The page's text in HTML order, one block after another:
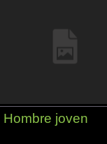
Hombre joven